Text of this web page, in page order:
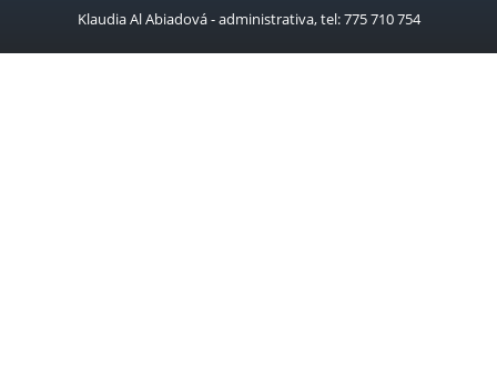
Klaudia Al Abiadová - administrativa, tel: 775 710 754